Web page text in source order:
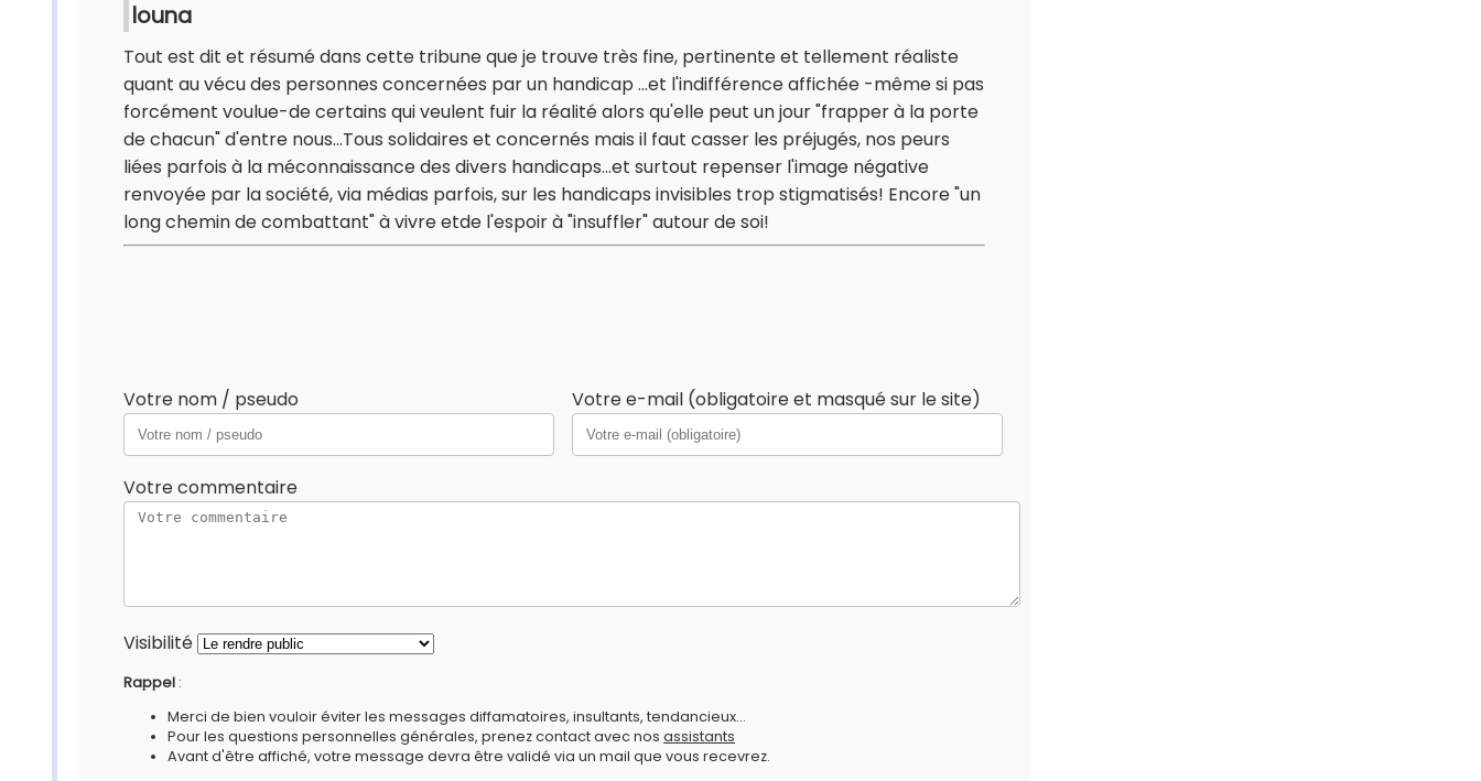
louna
Tout est dit et résumé dans cette tribune que je trouve très fine, pertinente et tellement réaliste
quant au vécu des personnes concernées par un handicap ...et l'indifférence affichée -même si pas
forcément voulue-de certains qui veulent fuir la réalité alors qu'elle peut un jour "frapper à la porte
de chacun" d'entre nous...Tous solidaires et concernés mais il faut casser les préjugés, nos peurs
liées parfois à la méconnaissance des divers handicaps...et surtout repenser l'image négative
renvoyée par la société, via médias parfois, sur les handicaps invisibles trop stigmatisés! Encore "un
long chemin de combattant" à vivre etde l'espoir à "insuffler" autour de soi!
Votre nom / pseudo Votre e-mail (obligatoire et masqué sur le site)
Votre commentaire
Visibilité
Rappel :
Merci de bien vouloir éviter les messages diffamatoires, insultants, tendancieux...
Pour les questions personnelles générales, prenez contact avec nos assistants
Avant d'être affiché, votre message devra être validé via un mail que vous recevrez.